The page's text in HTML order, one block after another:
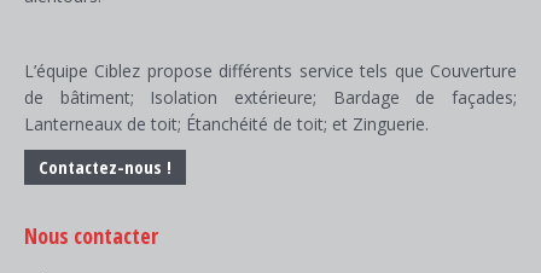
L’équipe Ciblez propose différents service tels que Couverture
de bâtiment; Isolation extérieure; Bardage de façades;
Lanterneaux de toit; Étanchéité de toit; et Zinguerie.
Contactez-nous !
Nous contacter